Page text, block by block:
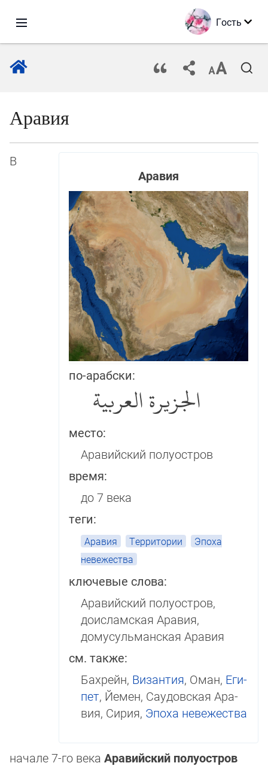
Гость
Аравия
Аравия
по-арабски:
الجزيرة العربية
место:
Аравийский полуостров
время:
до 7 века
теги:
Аравия Территории
Эпоха
невежества
ключевые слова:
Аравийский полуостров,
доисламская Аравия,
домусульманская Аравия
см. также:
Бахрейн, Византия, Оман, Еги­
пет, Йе­мен, Сау­дов­ская Ара­
вия, Си­рия, Эпоха невежества
В
начале 7-го века Аравийский полуостров